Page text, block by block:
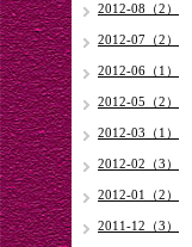
2012-08（2）
2012-07（2）
2012-06（1）
2012-05（2）
2012-03（1）
2012-02（3）
2012-01（2）
2011-12（3）